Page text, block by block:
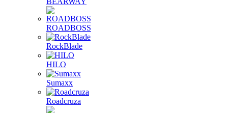
ROADBOSS
RockBlade
HILO
Sumaxx
Roadcruza